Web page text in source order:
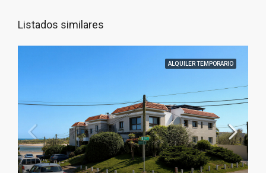
Listados similares
ALQUILER TEMPORARIO